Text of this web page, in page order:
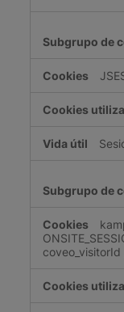
coveo_visitorId